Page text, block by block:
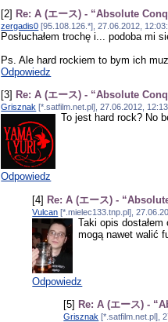
[2] Re: A (エース) - “Absolute
zergadis0 [95.108.126.*], 27.06.2012,
Posłuchałem trochę i... podoba mi
Ps. Ale hard rockiem to bym ich
Odpowiedz
[3] Re: A (エース) - “Absolute
Grisznak [*.satfilm.net.pl], 27.06.2012,
To jest hard rock? No
Odpowiedz
[4] Re: A (エース) -
Vulcan [*.mielec133.tnp.pl],
Taki opis
mogą nawet walić
Odpowiedz
[5] Re: A (エース) -
Grisznak [*.satfilm.net.pl],